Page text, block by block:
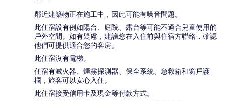
鄰近建築物正在施工中，因此可能有噪音問題。
此住宿設有例如陽台、庭院、露台等可能不適合兒童使用的
戶外空間。如有疑慮，建議您在入住前與住宿方聯絡，確認
他們可提供適合您的客房。
此住宿沒有電梯。
住宿有滅火器、煙霧探測器、保全系統、急救箱和窗戶護
欄，旅客可以安心入住。
此住宿接受信用卡及現金等付款方式。